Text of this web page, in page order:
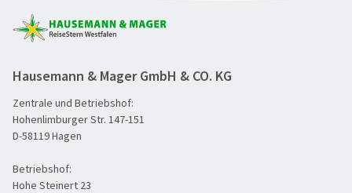
Hausemann & Mager GmbH & CO. KG
Zentrale und Betriebshof:
Hohenlimburger Str. 147-151
D-58119 Hagen
Betriebshof:
Hohe Steinert 23